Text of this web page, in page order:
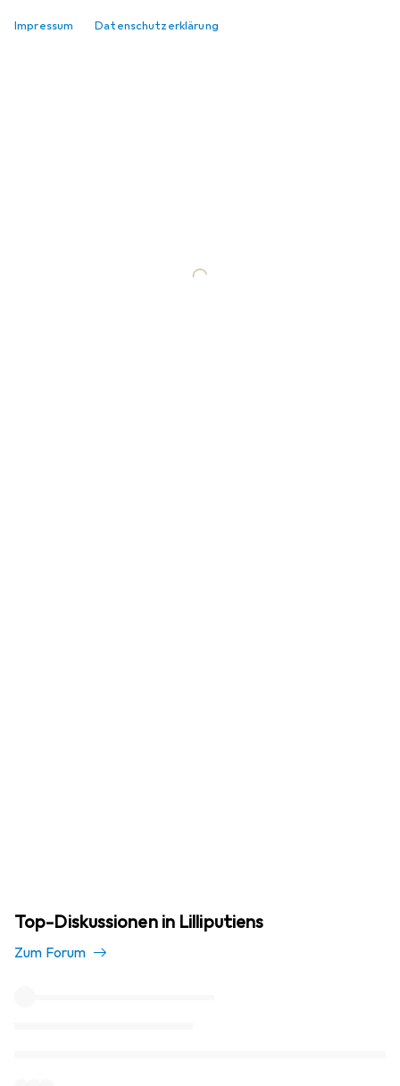
Impressum Datenschutzerklärung
Top-Diskussionen in Lilliputiens
Zum Forum